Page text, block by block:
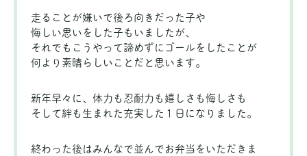
走ることが嫌いで後ろ向きだった子や
悔しい思いをした子もいましたが、
それでもこうやって諦めずにゴールをしたことが
何より素晴らしいことだと思います。
新年早々に、体力も忍耐力も嬉しさも悔しさも
そして絆も生まれた充実した１日になりました。
終わった後はみんなで並んでお弁当をいただきま